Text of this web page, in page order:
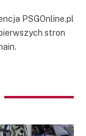
PSGOnline.pl
stron